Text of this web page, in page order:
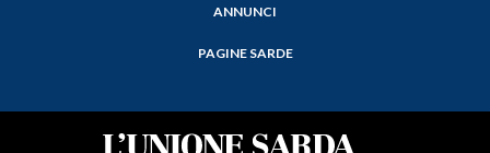
ANNUNCI
PAGINE SARDE